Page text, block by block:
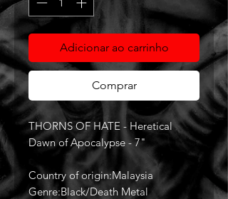
Adicionar ao carrinho
Comprar
THORNS OF HATE - Heretical
Dawn of Apocalypse - 7"
Country of origin:Malaysia
Genre:Black/Death Metal